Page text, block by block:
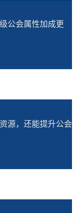
公会属性加成更
源，还能提升公会